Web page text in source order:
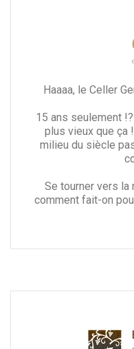
Haaaa, le Celler
15 ans seulement
plus vieux que ça
milieu du siècle
Se tourner vers la
comment fait-on